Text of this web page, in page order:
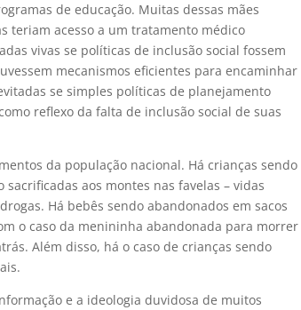
de educação. Muitas dessas mães
teriam acesso a um tratamento médico
vivas se políticas de inclusão social fossem
mecanismos eficientes para encaminhar
se simples políticas de planejamento
reflexo da falta de inclusão social de suas
da população nacional. Há crianças sendo
aos montes nas favelas – vidas
Há bebês sendo abandonados em sacos
o caso da menininha abandonada para morrer
Além disso, há o caso de crianças sendo
e a ideologia duvidosa de muitos